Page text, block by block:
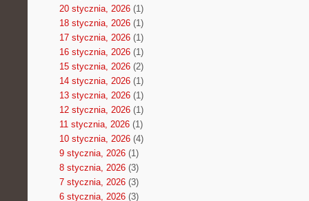
20 stycznia, 2026(1)
18 stycznia, 2026(1)
17 stycznia, 2026(1)
16 stycznia, 2026(1)
15 stycznia, 2026(2)
14 stycznia, 2026(1)
13 stycznia, 2026(1)
12 stycznia, 2026(1)
11 stycznia, 2026(1)
10 stycznia, 2026(4)
9 stycznia, 2026(1)
8 stycznia, 2026(3)
7 stycznia, 2026(3)
6 stycznia, 2026(3)